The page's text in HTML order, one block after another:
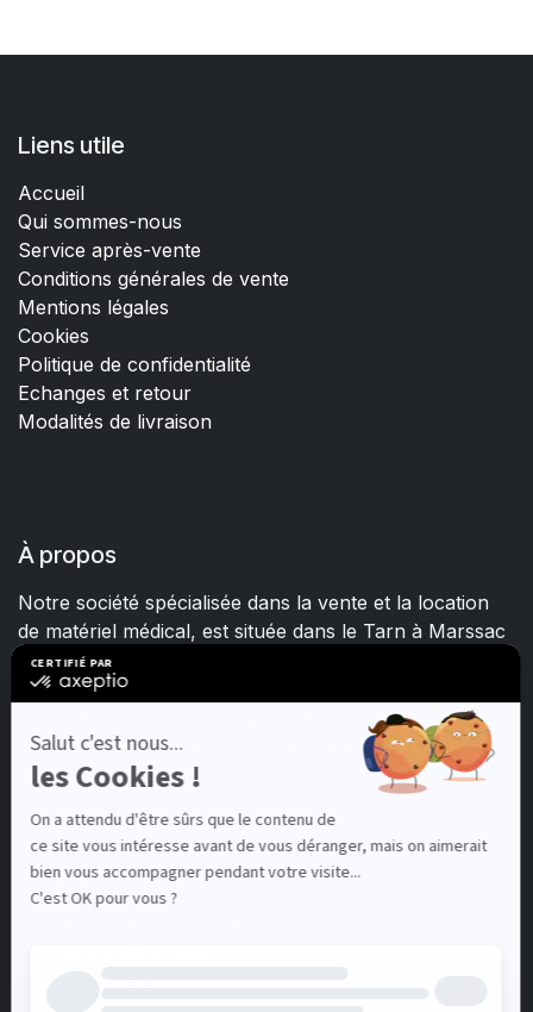
Liens utile
Accueil
Qui sommes-nous
Service après-vente
Conditions générales de vente
Mentions légales
Cookies
Politique de confidentialité
Echanges et retour
Modalités de livraison
À propos
Notre société spécialisée dans la vente et la location
de matériel médical, est située dans le Tarn à Marssac
sur Tarn.
Fort d'une expérience et d'un savoir-faire de plus de
15 ans, nous mettons quotidiennement tout en œuvre
pour satisfaire les besoins de chacun.
Contactez-nous